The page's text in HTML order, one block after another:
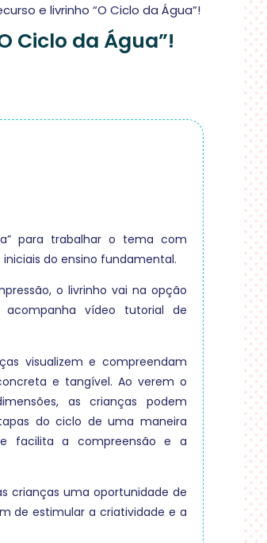
e livrinho “O Ciclo da Água”!
Ciclo da Água”!
para trabalhar o tema com
do ensino fundamental.
o livrinho vai na opção
vídeo tutorial de
visualizem e compreendam
e tangível. Ao verem o
as crianças podem
do ciclo de uma maneira
facilita a compreensão e a
crianças uma oportunidade de
de estimular a criatividade e a